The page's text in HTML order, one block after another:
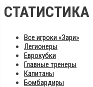
СТАТИСТИКА
Все игроки «Зари»
Легионеры
Еврокубки
Главные тренеры
Капитаны
Бомбардиры